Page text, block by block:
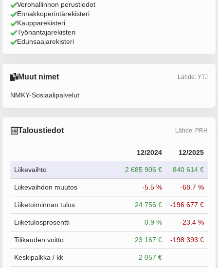
Verohallinnon perustiedot
Ennakkoperintärekisteri
Kaupparekisteri
Työnantajarekisteri
Edunsaajarekisteri
Muut nimet Lähde: YTJ
NMKY-Sosiaalipalvelut
Taloustiedot Lähde: PRH
12/2024 12/2025
Liikevaihto 2 685 906 € 840 614 €
Liikevaihdon muutos -5.5 % -68.7 %
Liiketoiminnan tulos 24 756 € -196 677 €
Liiketulosprosentti 0.9 % -23.4 %
Tilikauden voitto 23 167 € -198 393 €
Keskipalkka / kk 2 057 €